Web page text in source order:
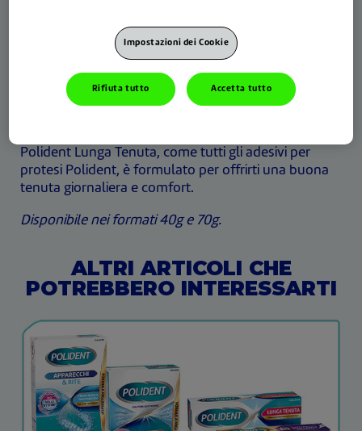
Sensazione di sicurezza di sé per tutto
Alito fresco
Polident Lunga Tenuta, come tutti gli adesivi per
protesi Polident, è formulato per offrirti una buona
tenuta giornaliera e comfort.
Disponibile nei formati 40g e 70g.
ALTRI ARTICOLI CHE
POTREBBERO INTERESSARTI
Impostazioni dei Cookie
Rifiuta tutto Accetta tutto